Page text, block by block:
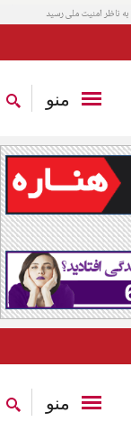
ناظر امنیت ملی رسید
منو
منو